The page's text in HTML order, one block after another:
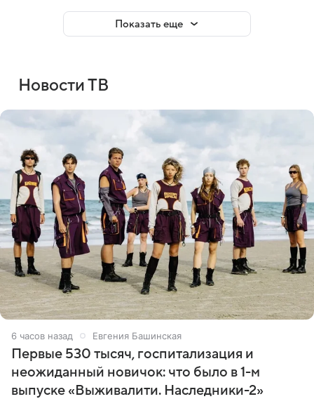
Показать еще
Новости ТВ
6 часов назад Евгения Башинская
Первые 530 тысяч, госпитализация и
неожиданный новичок: что было в 1-м
выпуске «Выживалити. Наследники-2»